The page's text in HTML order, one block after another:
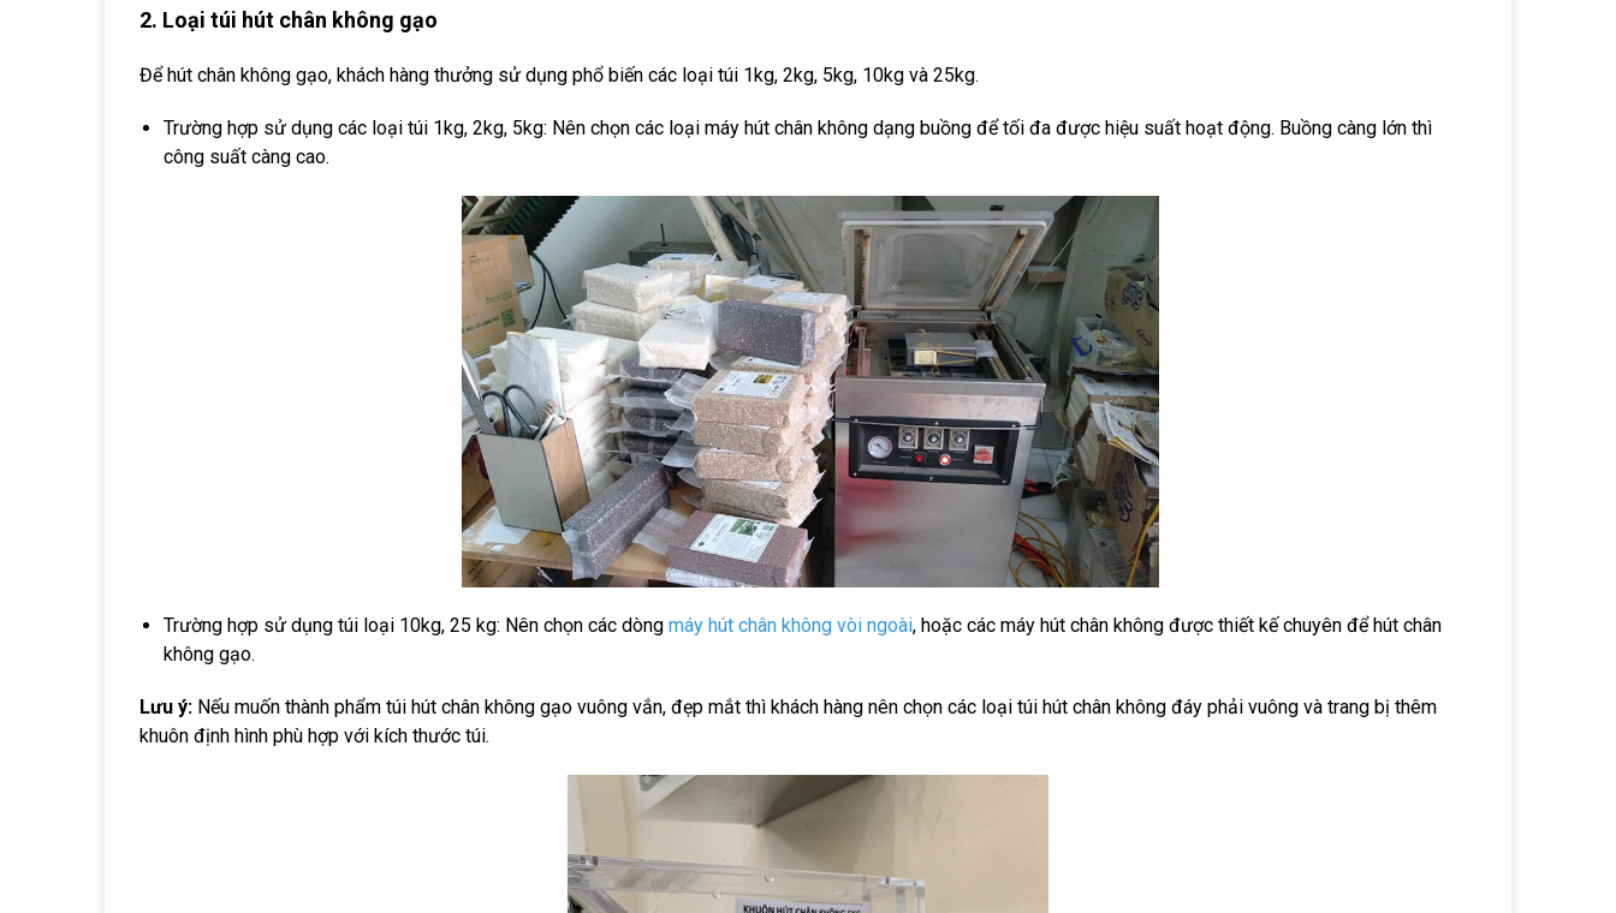
2. Loại túi hút chân không gạo
Để hút chân không gạo, khách hàng thưởng sử dụng phổ biến các loại túi 1kg, 2kg, 5kg, 10kg và 25kg.
Trường hợp sử dụng các loại túi 1kg, 2kg, 5kg: Nên chọn các loại máy hút chân không dạng buồng để tối đa được hiệu suất hoạt động. Buồng càng lớn thì
công suất càng cao.
Trường hợp sử dụng túi loại 10kg, 25 kg: Nên chọn các dòng máy hút chân không vòi ngoài, hoặc các máy hút chân không được thiết kế chuyên để hút chân
không gạo.
Lưu ý: Nếu muốn thành phẩm túi hút chân không gạo vuông vắn, đẹp mắt thì khách hàng nên chọn các loại túi hút chân không đáy phải vuông và trang bị thêm
khuôn định hình phù hợp với kích thước túi.